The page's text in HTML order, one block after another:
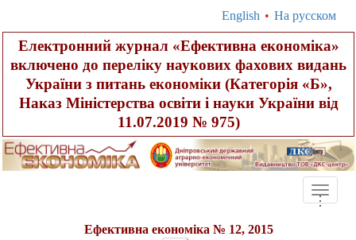
English • На русском
Електронний журнал «Ефективна економіка»
включено до переліку наукових фахових видань
України з питань економіки (Категорія «Б»,
Наказ Міністерства освіти і науки України від
11.07.2019 № 975)
Toggle
...
Ефективна економіка № 12, 2015